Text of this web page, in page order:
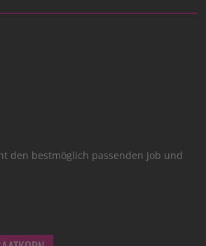
den bestmöglich passenden Job und